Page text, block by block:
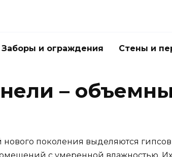
Заборы и ограждения Стены и
–
поколения выделяются